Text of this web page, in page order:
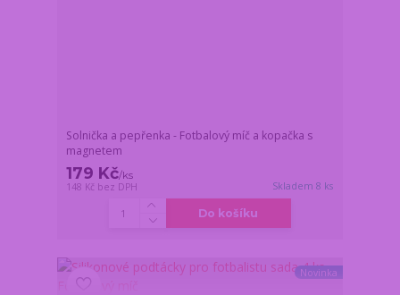
Solnička a pepřenka - Fotbalový míč a kopačka s
magnetem
179 Kč/ks
148 Kč bez DPH Skladem 8 ks
Do košíku
Novinka